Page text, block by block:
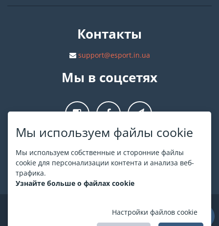
Мы используем файлы cookie
Мы используем собственные и сторонние файлы
cookie для персонализации контента и анализа веб-
трафика.
Узнайте больше о файлах cookie
Настройки файлов cookie
Контакты
support@esport.in.ua
Мы в соцсетях
О ESPORT.in.ua
На ESPORT.in.ua представлена афиша Киева и других
городов Украины. Все билеты продаются официально. Мы
работаем непосредственно с кассами.